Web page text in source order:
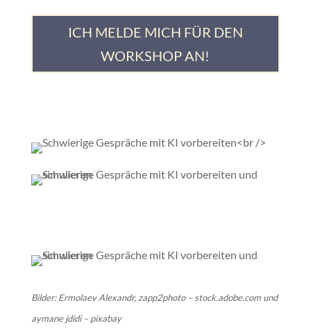
ICH MELDE MICH FÜR DEN
WORKSHOP AN!
Bilder:Ermolaev Alexandr, zapp2photo – stock.adobe.com und
aymane jdidi – pixabay